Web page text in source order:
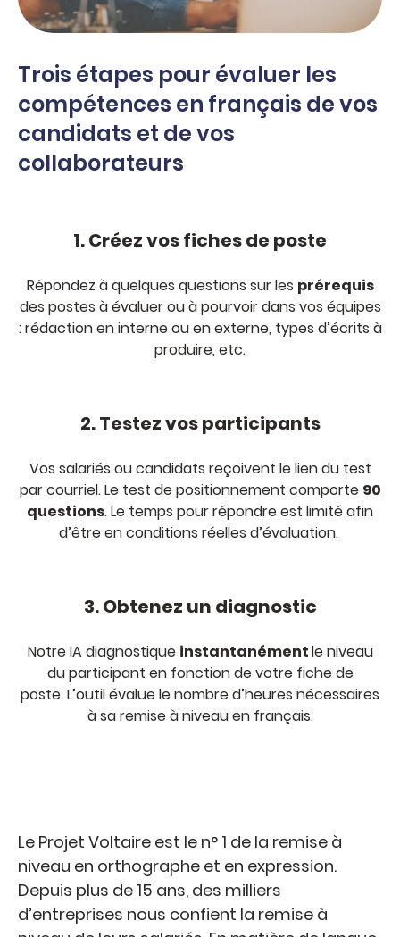
Trois étapes pour évaluer les
compétences en français de vos
candidats et de vos
collaborateurs
1. Créez vos fiches de poste
Répondez à quelques questions sur les prérequis
des postes à évaluer ou à pourvoir dans vos équipes
: rédaction en interne ou en externe, types d’écrits à
produire, etc.
2. Testez vos participants
Vos salariés ou candidats reçoivent le lien du test
par courriel. Le test de positionnement comporte 90
questions. Le temps pour répondre est limité afin
d’être en conditions réelles d’évaluation.
3. Obtenez un diagnostic
Notre IA diagnostique instantanémentle niveau
du participant en fonction de votre fiche de
poste. L’outil évalue le nombre d’heures nécessaires
à sa remise à niveau en français.
Le Projet Voltaire est le n° 1 de la remise à
niveau en orthographe et en expression.
Depuis plus de 15 ans, des milliers
d’entreprises nous confient la remise à